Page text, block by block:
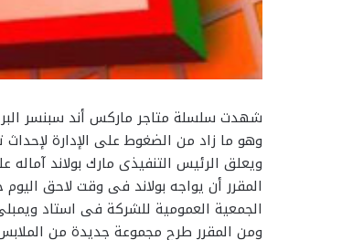
شهدت سلسلة متاجر ماركس أند سبنسر
وهو ما زاد من الضغوط على الإدارة لإحداث
ويعلق الرئيس التنفيذى مارك بولاند
المقرر أن يواجه بولاند فى وقت لاحق
الجمعية العمومية للشركة فى استاد